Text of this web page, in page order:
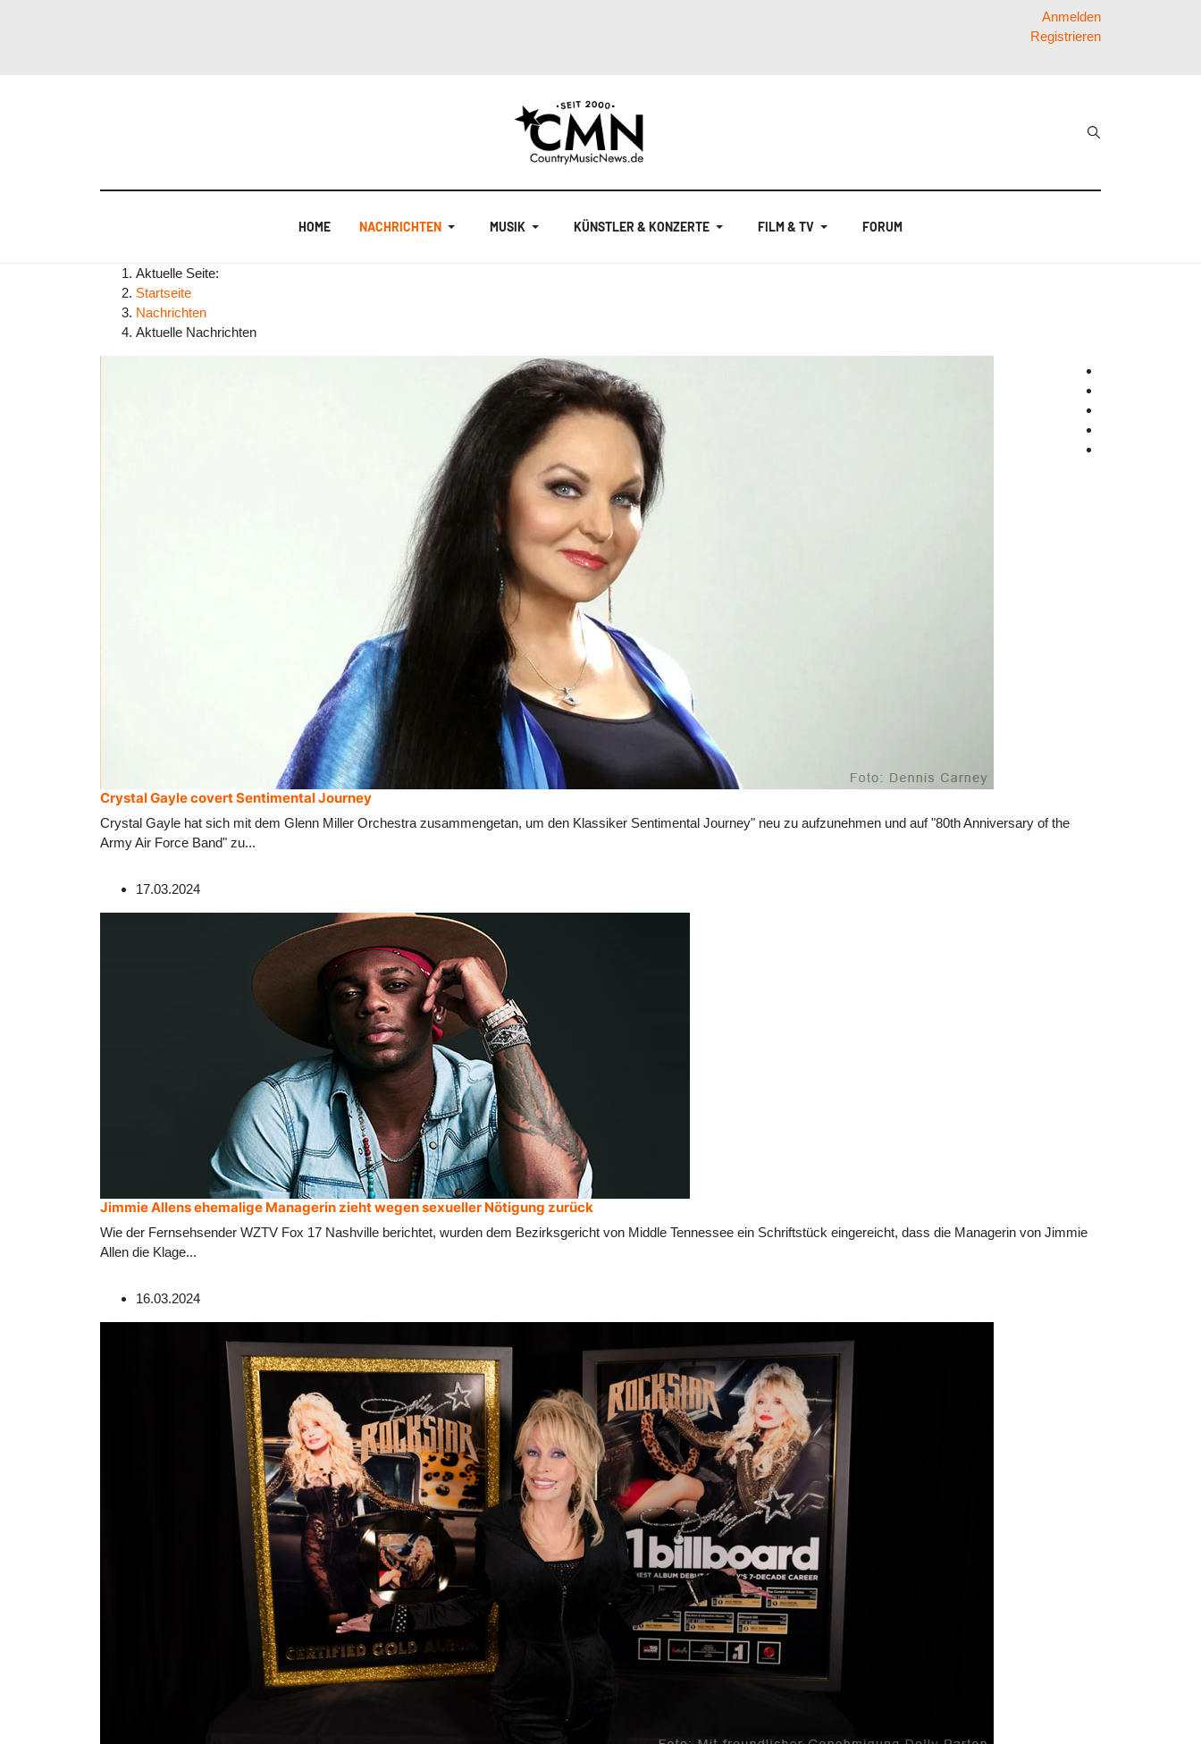
Anmelden
Registrieren
HOME NACHRICHTEN MUSIK KÜNSTLER & KONZERTE FILM & TV FORUM
Aktuelle Seite:
Startseite
Nachrichten
Aktuelle Nachrichten
Crystal Gayle covert Sentimental Journey
Crystal Gayle hat sich mit dem Glenn Miller Orchestra zusammengetan, um den Klassiker Sentimental Journey" neu zu aufzunehmen und auf "80th Anniversary of the
Army Air Force Band" zu...
17.03.2024
Jimmie Allens ehemalige Managerin zieht wegen sexueller Nötigung zurück
Wie der Fernsehsender WZTV Fox 17 Nashville berichtet, wurden dem Bezirksgericht von Middle Tennessee ein Schriftstück eingereicht, dass die Managerin von Jimmie
Allen die Klage...
16.03.2024